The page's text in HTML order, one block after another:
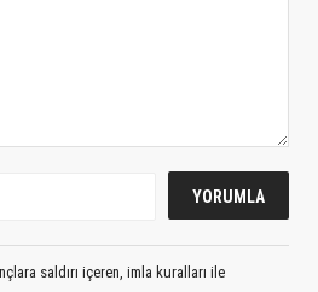
saldırı içeren, imla kuralları ile